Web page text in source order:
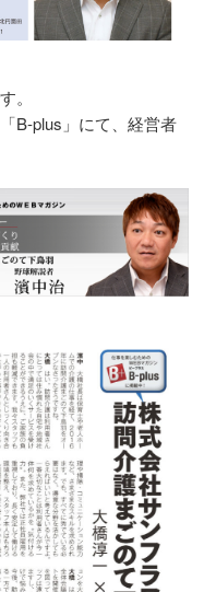
の
。
B-plus」にて、経営者